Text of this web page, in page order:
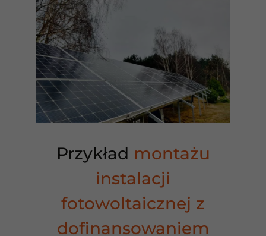
Przykład montażu
instalacji
fotowoltaicznej z
dofinansowaniem